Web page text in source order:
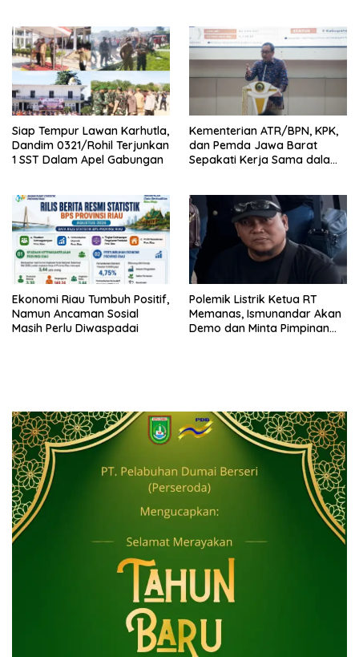
Siap Tempur Lawan Karhutla,
Dandim 0321/Rohil Terjunkan
1 SST Dalam Apel Gabungan
Kementerian ATR/BPN, KPK,
dan Pemda Jawa Barat
Sepakati Kerja Sama dalam
Ekonomi Riau Tumbuh Positif,
Namun Ancaman Sosial
Masih Perlu Diwaspadai
Polemik Listrik Ketua RT
Memanas, Ismunandar Akan
Demo dan Minta Pimpinan